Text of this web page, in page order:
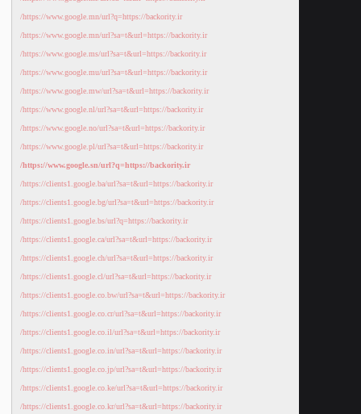
https://www.google.mn/url?q=https://backority.ir/
https://www.google.mn/url?sa=t&url=https://backority.ir/
https://www.google.ms/url?sa=t&url=https://backority.ir/
https://www.google.mu/url?sa=t&url=https://backority.ir/
https://www.google.mw/url?sa=t&url=https://backority.ir/
https://www.google.nl/url?sa=t&url=https://backority.ir/
https://www.google.no/url?sa=t&url=https://backority.ir/
https://www.google.pl/url?sa=t&url=https://backority.ir/
https://www.google.sn/url?q=https://backority.ir/
https://clients1.google.ba/url?sa=t&url=https://backority.ir/
https://clients1.google.bg/url?sa=t&url=https://backority.ir/
https://clients1.google.bs/url?q=https://backority.ir/
https://clients1.google.ca/url?sa=t&url=https://backority.ir/
https://clients1.google.ch/url?sa=t&url=https://backority.ir/
https://clients1.google.cl/url?sa=t&url=https://backority.ir/
https://clients1.google.co.bw/url?sa=t&url=https://backority.ir/
https://clients1.google.co.cr/url?sa=t&url=https://backority.ir/
https://clients1.google.co.il/url?sa=t&url=https://backority.ir/
https://clients1.google.co.in/url?sa=t&url=https://backority.ir/
https://clients1.google.co.jp/url?sa=t&url=https://backority.ir/
https://clients1.google.co.ke/url?sa=t&url=https://backority.ir/
https://clients1.google.co.kr/url?sa=t&url=https://backority.ir/